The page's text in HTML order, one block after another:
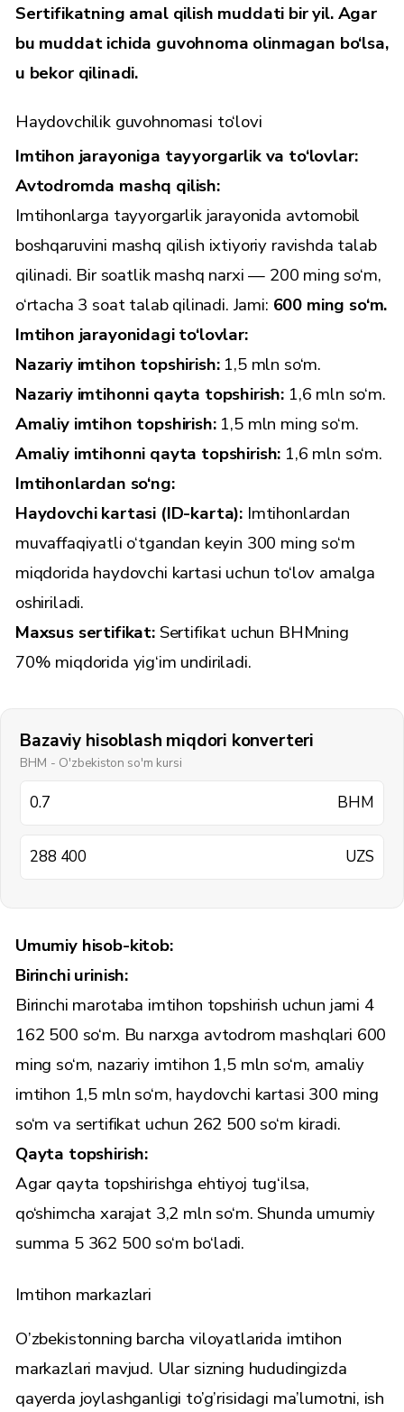
Sertifikatning amal qilish muddati bir yil. Agar
bu muddat ichida guvohnoma olinmagan bo‘lsa,
u bekor qilinadi.
Haydovchilik guvohnomasi to‘lovi
Imtihon jarayoniga tayyorgarlik va to‘lovlar:
Avtodromda mashq qilish:
Imtihonlarga tayyorgarlik jarayonida avtomobil
boshqaruvini mashq qilish ixtiyoriy ravishda talab
qilinadi. Bir soatlik mashq narxi — 200 ming so‘m,
o‘rtacha 3 soat talab qilinadi. Jami: 600 ming so‘m.
Imtihon jarayonidagi to‘lovlar:
Nazariy imtihon topshirish:1,5 mln so‘m.
Nazariy imtihonni qayta topshirish: 1,6 mln so‘m.
Amaliy imtihon topshirish:1,5 mln ming so‘m.
Amaliy imtihonni qayta topshirish: 1,6 mln so‘m.
Imtihonlardan so‘ng:
Haydovchi kartasi (ID-karta): Imtihonlardan
muvaffaqiyatli o‘tgandan keyin 300 ming so‘m
miqdorida haydovchi kartasi uchun to‘lov amalga
oshiriladi.
Maxsus sertifikat:Sertifikat uchun BHMning
70% miqdorida yig‘im undiriladi.
Bazaviy hisoblash miqdori konverteri
BHM - O'zbekiston so'm kursi
BHM
UZS
Umumiy hisob-kitob:
Birinchi urinish:
Birinchi marotaba imtihon topshirish uchun jami 4
162 500 so‘m. Bu narxga avtodrom mashqlari 600
ming so‘m, nazariy imtihon 1,5 mln so‘m, amaliy
imtihon 1,5 mln so‘m, haydovchi kartasi 300 ming
so‘m va sertifikat uchun 262 500 so‘m kiradi.
Qayta topshirish:
Agar qayta topshirishga ehtiyoj tug‘ilsa,
qo‘shimcha xarajat 3,2 mln so‘m. Shunda umumiy
summa 5 362 500 so‘m bo‘ladi.
Imtihon markazlari
O’zbekistonning barcha viloyatlarida imtihon
markazlari mavjud. Ular sizning hududingizda
qayerda joylashganligi to’g’risidagi ma’lumotni, ish